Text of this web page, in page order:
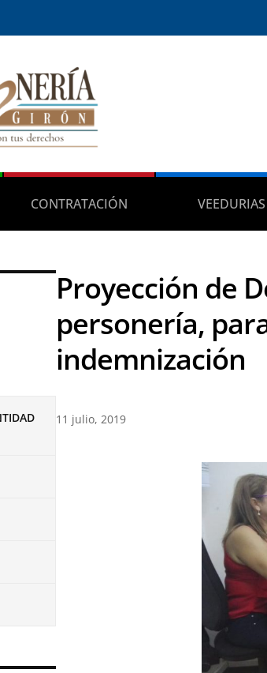
CONTRATACIÓN VEEDURIAS
Proyección de
personería,
indemnización
11 julio, 2019